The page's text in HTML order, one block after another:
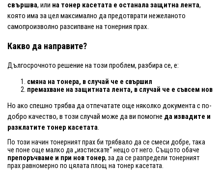
свършва, или на тонер касетата е останала защитна лента,
която има за цел максимално да предотврати нежеланото
самопроизволно разсипване на тонерния прах.
Какво да направите?
Дългосрочното решение на този проблем, разбира се, е:
смяна на тонера, в случай че е свършил
премахване на защитната лента, в случай че е съвсем нов
Но ако спешно трябва да отпечатате още няколко документа с по-
добро качество, в този случай може да ви помогне да извадите и
разклатите тонер касетата.
По този начин тонерният прах би трябвало да се смеси добре, така
че поне още малко да „изстискате“ нещо от него. Същото обаче
препоръчваме и при нов тонер, за да се разпредели тонерният
прах равномерно по цялата площ на тонер касетата.